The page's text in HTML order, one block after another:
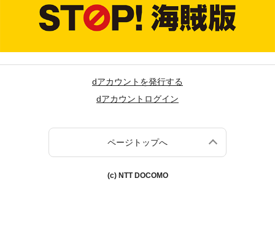
dアカウントを発行する
dアカウントログイン
ページトップへ
(c) NTT DOCOMO